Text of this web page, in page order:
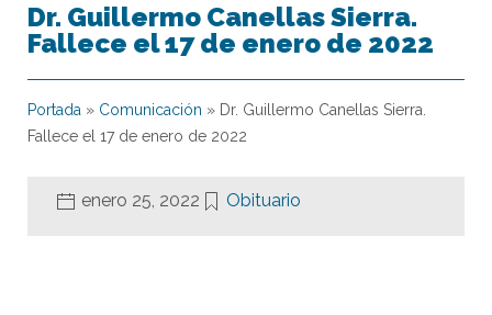
Dr. Guillermo Canellas Sierra.
Fallece el 17 de enero de 2022
Portada » Comunicación » Dr. Guillermo Canellas Sierra.
Fallece el 17 de enero de 2022
enero 25, 2022 Obituario